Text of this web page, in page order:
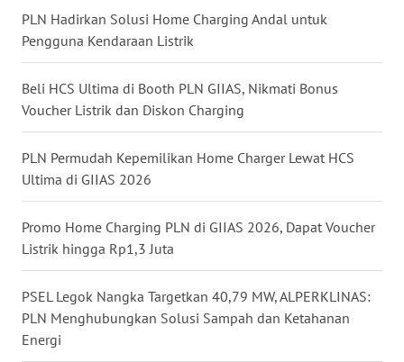
PLN Hadirkan Solusi Home Charging Andal untuk
Pengguna Kendaraan Listrik
Beli HCS Ultima di Booth PLN GIIAS, Nikmati Bonus
Voucher Listrik dan Diskon Charging
PLN Permudah Kepemilikan Home Charger Lewat HCS
Ultima di GIIAS 2026
Promo Home Charging PLN di GIIAS 2026, Dapat Voucher
Listrik hingga Rp1,3 Juta
PSEL Legok Nangka Targetkan 40,79 MW, ALPERKLINAS:
PLN Menghubungkan Solusi Sampah dan Ketahanan
Energi
WN
SULUT
WN
MALUKU
WN
WN
WN
DANAU
TOBA